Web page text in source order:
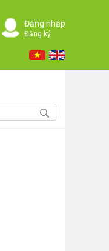
Đăng nhập
Đăng ký